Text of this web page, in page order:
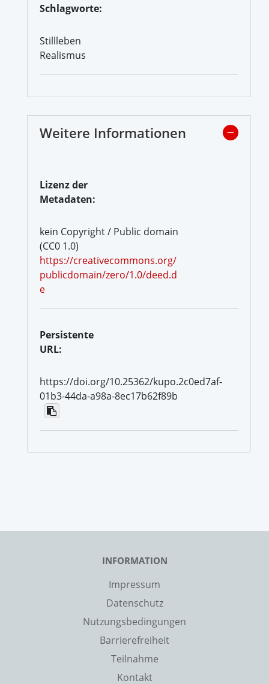
Schlagworte:
Stillleben
Realismus
Weitere Informationen
Lizenz der
Metadaten:
kein Copyright / Public domain
(CC0 1.0)
https://creativecommons.org/
publicdomain/zero/1.0/deed.d
e
Persistente
URL:
https://doi.org/10.25362/kupo.2c0ed7af-
01b3-44da-a98a-8ec17b62f89b
INFORMATION
Impressum
Datenschutz
Nutzungsbedingungen
Barrierefreiheit
Teilnahme
Kontakt